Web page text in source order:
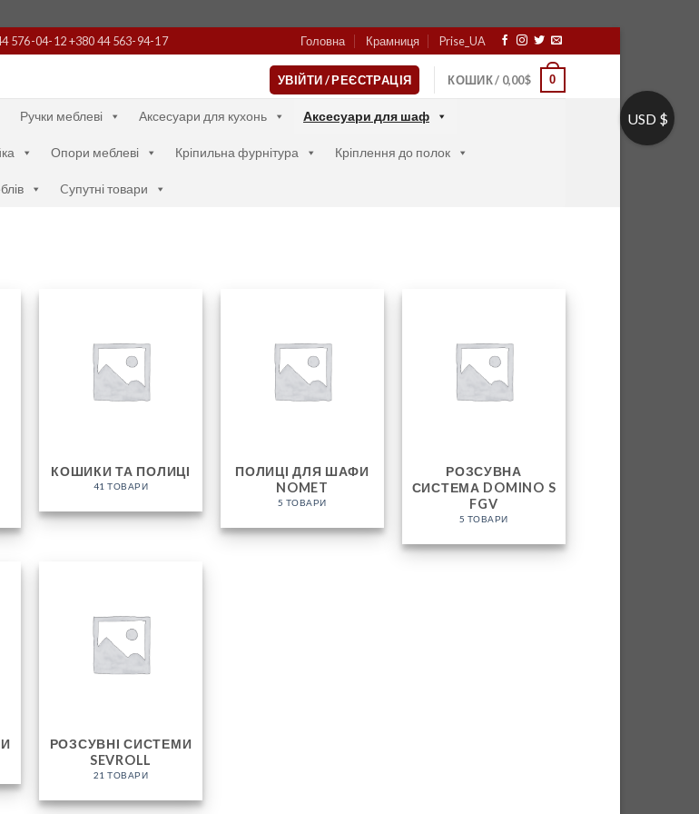
576-04-12 +380 44 563-94-17 Головна Крамниця Prise_UA
УВІЙТИ / РЕЄСТРАЦІЯ КОШИК / 0,00$ 0
Ручки меблеві Аксесуари для кухонь Аксесуари для шаф
Опори меблеві Кріпильна фурнітура Кріплення до полок
Cупутні товари
КОШИКИ ТА ПОЛИЦІ
41 ТОВАРИ
ПОЛИЦІ ДЛЯ ШАФИ
NOMET
5 ТОВАРИ
РОЗСУВНА
СИСТЕМА DOMINO S
FGV
5 ТОВАРИ
РОЗСУВНІ СИСТЕМИ
SEVROLL
21 ТОВАРИ
USD $